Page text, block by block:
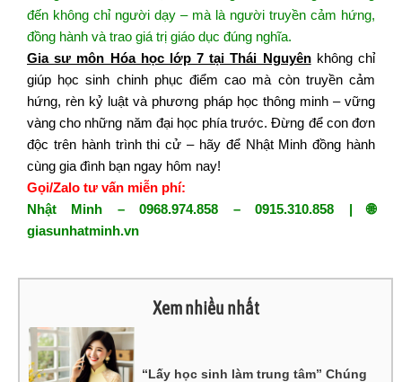
đến không chỉ người dạy – mà là người truyền cảm hứng,
đồng hành và trao giá trị giáo dục đúng nghĩa.
Gia sư môn Hóa học lớp 7 tại Thái Nguyên không chỉ
giúp học sinh chinhphục điểmcao mà còn truyềncảm
hứng, rèn kỷ luật và phương pháphọc thông minh– vững
vàng cho những năm đại học phía trước. Đừng để con đơn
độc trên hànhtrình thi cử – hãy để Nhật Minh đồng hành
cùng gia đình bạn ngay hôm nay!
Gọi/Zalo tư vấn miễn phí:
Nhật Minh – 0968.974.858 – 0915.310.858 | 🌐
giasunhatminh.vn
Xem nhiều nhất
“Lấy học sinh làm trung tâm” Chúng